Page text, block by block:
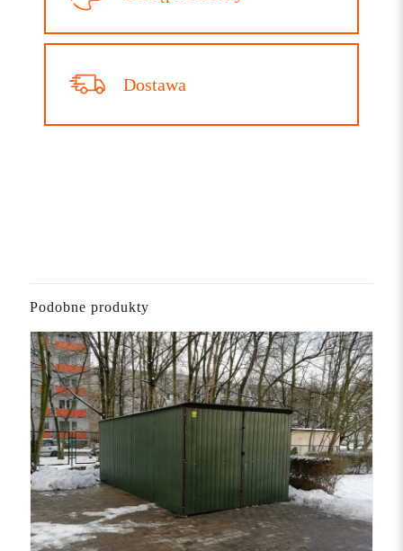
Dostawa
Polecam garaż! Ten kolor idealnie wpasował się w naszą
zieloną elewację!
Dodaj opinię
Twój adres email nie zostanie opublikowany.
Wymagane pola są
oznaczone*
Twoja
Podobne produkty